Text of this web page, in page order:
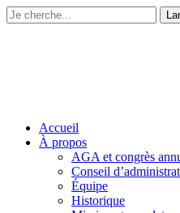
Accueil
À propos
AGA et congrès
Conseil
Équipe
Historique